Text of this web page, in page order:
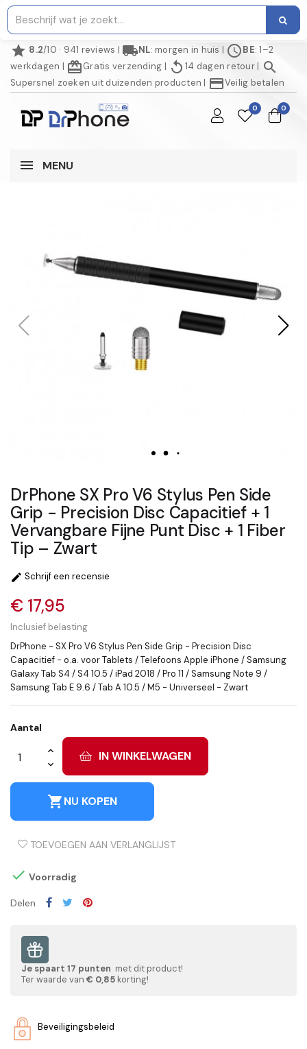
star 8.2/10 · 941 reviews | local_shippingNL: morgen in huis | scheduleBE: 1–2
werkdagen | redeemGratis verzending | replay 14 dagen retour| search
Supersnel zoeken uit duizenden producten | credit_cardVeilig betalen
0 0
MENU
DrPhone SX Pro V6 Stylus Pen Side
Grip - Precision Disc Capacitief + 1
Vervangbare Fijne Punt Disc + 1 Fiber
Tip – Zwart
 Schrijf een recensie
€ 17,95
Inclusief belasting
DrPhone - SX Pro V6 Stylus Pen Side Grip - Precision Disc
Capacitief - o.a. voor Tablets / Telefoons Apple iPhone / Samsung
Galaxy Tab S4 / S4 10.5 / iPad 2018 / Pro 11 / Samsung Note 9 /
Samsung Tab E 9.6 / Tab A 10.5 / M5 - Universeel - Zwart
Aantal
IN WINKELWAGEN
shopping_cartNU KOPEN
TOEVOEGEN AAN VERLANGLIJST
 Voorradig
Delen
Je spaart 17 punten met dit product!
Ter waarde van € 0,85 korting!
Beveiligingsbeleid